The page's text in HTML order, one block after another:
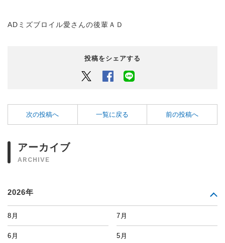
ADミズブロイル愛さんの後輩ＡＤ
投稿をシェアする
Twitter Facebook
次の投稿へ 一覧に戻る 前の投稿へ
アーカイブ
ARCHIVE
2026年
8月 7月
6月 5月